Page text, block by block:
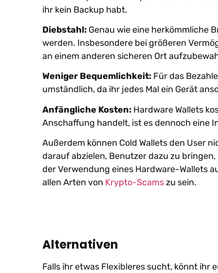
ihr kein Backup habt.
Diebstahl: Genau wie eine herkömmliche
werden. Insbesondere bei größeren
an einem anderen sicheren Ort
Weniger Bequemlichkeit: Für das
umständlich, da ihr jedes Mal ein Gerät
Anfängliche Kosten: Hardware Wallets
Anschaffung handelt, ist es dennoch eine
Außerdem können Cold Wallets den User
darauf abzielen, Benutzer dazu zu
der Verwendung eines Hardware-Wallets
allen Arten von Krypto-Scamszu sein.
Alternativen
Falls ihr etwas Flexibleres sucht, könnt ihr